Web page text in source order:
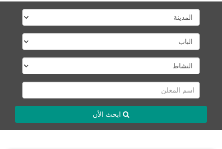
ابحث الأن